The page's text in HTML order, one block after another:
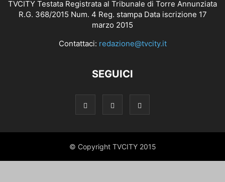
TVCITY Testata Registrata al Tribunale di Torre Annunziata
R.G. 368/2015 Num. 4 Reg. stampa Data iscrizione 17
marzo 2015
Contattaci: redazione@tvcity.it
SEGUICI
© Copyright TVCITY 2015